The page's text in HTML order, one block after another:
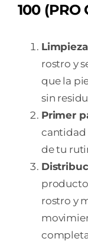
100 (PRO
rostro y
que la
sin
Primer
cantidad
de tu
rostro y